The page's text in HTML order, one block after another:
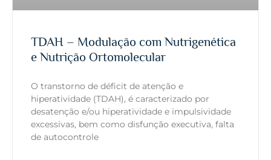
TDAH – Modulação com Nutrigenética
e Nutrição Ortomolecular
O transtorno de déficit de atenção e
hiperatividade (TDAH), é caracterizado por
desatenção e/ou hiperatividade e impulsividade
excessivas, bem como disfunção executiva, falta
de autocontrole